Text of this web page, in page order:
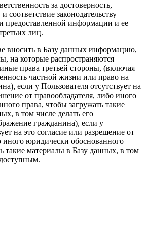
за достоверность,
соответствие законодательству
предоставленной информации и ее
лиц.
вносить в Базу данных информацию,
на которые распространяются
права третьей стороны, (включая
частной жизни или право на
если у Пользователя отсутствует на
от правообладателя, либо иного
права, чтобы загружать такие
в том числе делать его
гражданина), если у
на это согласие или разрешение от
иного юридически обоснованного
такие материалы в Базу данных, в том